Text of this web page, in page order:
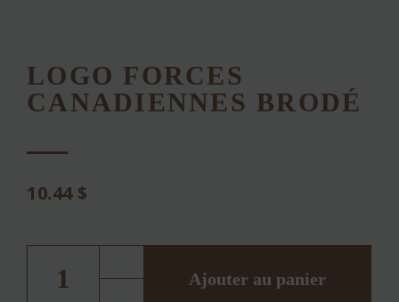
LOGO FORCES
CANADIENNES BRODÉ
10.44 $
quantité
Ajouter au panier